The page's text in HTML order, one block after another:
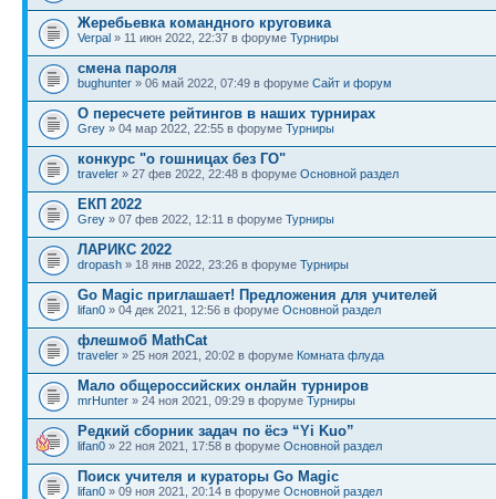
Жеребьевка командного круговика
Verpal » 11 июн 2022, 22:37 в форуме Турниры
смена пароля
bughunter » 06 май 2022, 07:49 в форуме Сайт и форум
О пересчете рейтингов в наших турнирах
Grey » 04 мар 2022, 22:55 в форуме Турниры
конкурс "о гошницах без ГО"
traveler » 27 фев 2022, 22:48 в форуме Основной раздел
ЕКП 2022
Grey » 07 фев 2022, 12:11 в форуме Турниры
ЛАРИКС 2022
dropash » 18 янв 2022, 23:26 в форуме Турниры
Go Magic приглашает! Предложения для учителей
lifan0 » 04 дек 2021, 12:56 в форуме Основной раздел
флешмоб MathCat
traveler » 25 ноя 2021, 20:02 в форуме Комната флуда
Мало общероссийских онлайн турниров
mrHunter » 24 ноя 2021, 09:29 в форуме Турниры
Редкий сборник задач по ёсэ “Yi Kuo”
lifan0 » 22 ноя 2021, 17:58 в форуме Основной раздел
Поиск учителя и кураторы Go Magic
lifan0 » 09 ноя 2021, 20:14 в форуме Основной раздел